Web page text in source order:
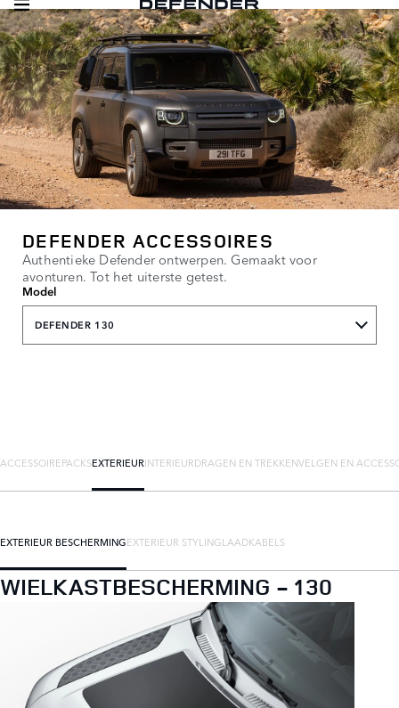
DEFENDER ACCESSOIRES
Authentieke Defender ontwerpen. Gemaakt voor
avonturen. Tot het uiterste getest.
Model
DEFENDER 130
ACCESSOIREPACKSEXTERIEURINTERIEURDRAGEN EN TREKKENVELGEN EN
EXTERIEUR BESCHERMINGEXTERIEUR STYLINGLAADKABELS
WIELKASTBESCHERMING - 130